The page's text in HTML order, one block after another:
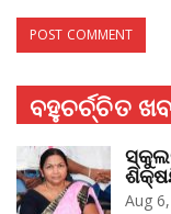
ବହୁଚର୍ଚ୍ଚିତ
Aug